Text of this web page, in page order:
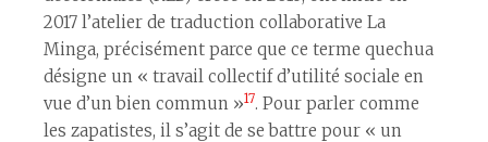
2017 l’atelier de traduction collaborative La
Minga, précisément parce que ce terme quechua
désigne un « travail collectif d’utilité sociale en
vue d’un bien commun »17. Pour parler comme
les zapatistes, il s’agit de se battre pour « un